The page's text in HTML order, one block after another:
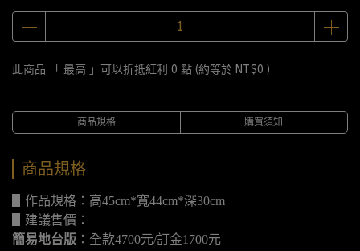
此商品 「 最高 」可以折抵紅利 0 點 (約等於 NT$0 )
商品規格 購買須知
商品規格
▋作品規格：高45cm*寬44cm*深30cm
▋建議售價：
簡易地台版 ：全款4700元/訂金1700元